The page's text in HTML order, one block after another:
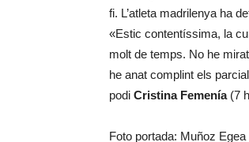
fi. L’atleta madrilenya ha
«Estic contentíssima, la
molt de temps. No he
he anat complint els
podi Cristina Femenía(7
Foto portada: Muñoz Egea